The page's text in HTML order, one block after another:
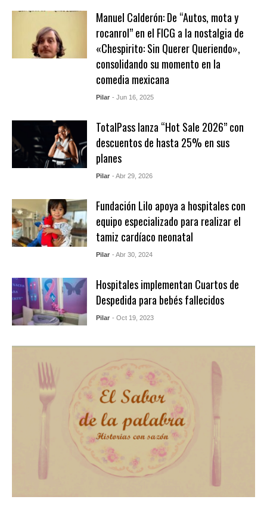
Manuel Calderón: De “Autos, mota y
rocanrol” en el FICG a la nostalgia de
«Chespirito: Sin Querer Queriendo»,
consolidando su momento en la
comedia mexicana
Pilar - Jun 16, 2025
TotalPass lanza “Hot Sale 2026” con
descuentos de hasta 25% en sus
planes
Pilar - Abr 29, 2026
Fundación Lilo apoya a hospitales con
equipo especializado para realizar el
tamiz cardíaco neonatal
Pilar - Abr 30, 2024
Hospitales implementan Cuartos de
Despedida para bebés fallecidos
Pilar - Oct 19, 2023